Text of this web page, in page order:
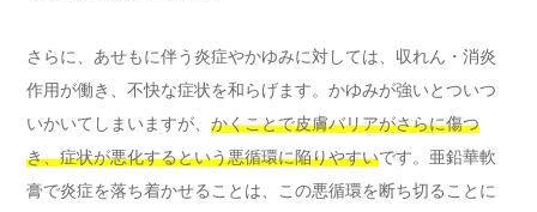
さらに、あせもに伴う炎症やかゆみに対しては、収れん・消炎
作用が働き、不快な症状を和らげます。かゆみが強いとついつ
いかいてしまいますが、 かくことで皮膚バリアがさらに傷つ
き、症状が悪化するという悪循環に陥りやすいです。亜鉛華軟
膏で炎症を落ち着かせることは、この悪循環を断ち切ることに